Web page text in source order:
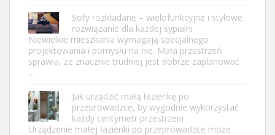
Sofy rozkładane – wielofunkcyjne i stylowe
rozwiązanie dla każdej sypialni
Niewielkie mieszkania wymagają specjalnego
projektowania i pomysłu na nie. Mała przestrzeń
sprawia, że znacznie trudniej jest dobrze zaplanować
…
Jak urządzić małą łazienkę po
przeprowadzce, by wygodnie wykorzystać
każdy centymetr przestrzeni
Urządzenie małej łazienki po przeprowadzce może